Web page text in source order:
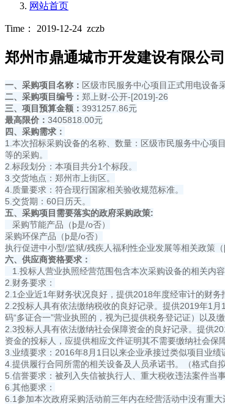
网站首页
Time： 2019-12-24 zczb
郑州市鼎通城市开发建设有限公
一、采购项目名称： 区级市民服务中心项目正式用电设备
二、采购项目编号： 郑上财-公开-[2019]-26
三、项目预算金额： 3931257.86元
最高限价： 3405818.00元
四、采购需求：
1.本次招标采购设备的名称、数量：区级市民服务中心项
等的采购。
2.标段划分：本项目共分1个标段。
3.交货地点：郑州市上街区。
4.质量要求：符合现行国家相关验收规范标准。
5.交货期：60日历天。
五、采购项目需要落实的政府采购政策:
采购节能产品（þ是/o否）
采购环保产品（þ是/o否）
执行促进中小型/监狱/残疾人福利性企业发展等相关政策（
六、供应商资格要求：
1.投标人营业执照经营范围包含本次采购设备的相关内容
2.财务要求：
2.1企业近1年财务状况良好，提供2018年度经审计的财务
2.2投标人具有依法缴纳税收的良好记录。提供2019年1
码“多证合一”营业执照的，视为已提供税务登记证）以及
2.3投标人具有依法缴纳社会保障资金的良好记录。提供
资金的投标人，应提供相应文件证明其不需要缴纳社会保
3.业绩要求：2016年8月1日以来企业承接过类似项目业
4.提供履行合同所需的相关设备及人员承诺书。（格式自拟
5.信誉要求：被列入失信被执行人、重大税收违法案件当
6.其他要求：
6.1参加本次政府采购活动前三年内在经营活动中没有重大